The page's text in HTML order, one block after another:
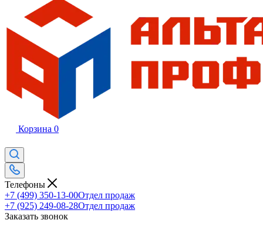
Корзина 0
Телефоны
+7 (499) 350-13-00Отдел продаж
+7 (925) 249-08-28Отдел продаж
Заказать звонок